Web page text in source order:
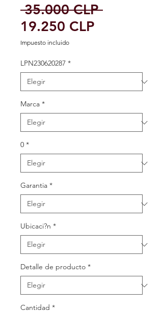
35.000 CLP Precio
19.250 CLP
Impuesto incluido
LPN230620287 *
Marca *
0 *
Garantia *
Ubicaci?n *
Detalle de producto *
Cantidad *